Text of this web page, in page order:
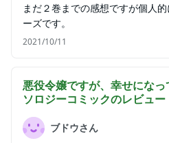
まだ２巻までの感想ですが個人
ーズです。
2021/10/11
悪役令嬢ですが、幸せにな
ソロジーコミックのレビュー
ブドウさん